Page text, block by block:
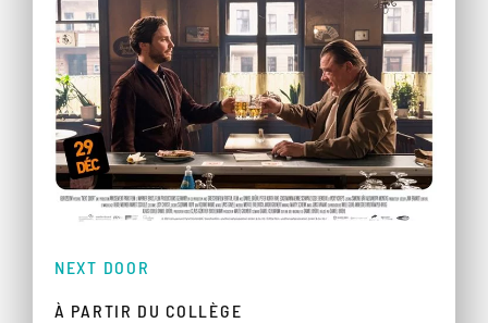
NEXT DOOR
À PARTIR DU COLLÈGE